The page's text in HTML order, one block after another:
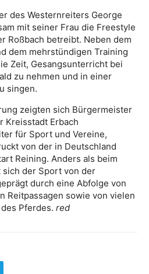
des Westernreiters George
mit seiner Frau die Freestyle
Roßbach betreibt. Neben dem
dem mehrstündigen Training
Zeit, Gesangsunterricht bei
zu nehmen und in einer
singen.
zeigten sich Bürgermeister
Kreisstadt Erbach
für Sport und Vereine,
von der in Deutschland
Reining. Anders als beim
der Sport von der
durch eine Abfolge von
Reitpassagen sowie von vielen
Pferdes. red